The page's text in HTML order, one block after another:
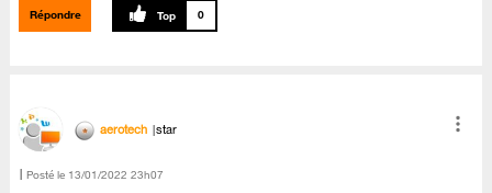
Répondre 0
aerotech star
Posté le ‎13/01/2022 23h07